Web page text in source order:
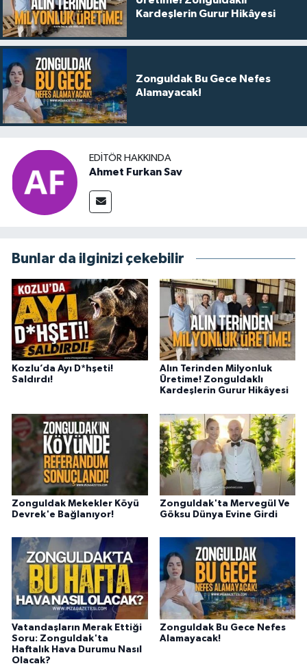
Kardeşlerin Gurur Hikâyesi
Zonguldak Bu Gece Nefes
Alamayacak!
EDITÖR HAKKINDA
Ahmet Furkan Sav
Bunlar da ilginizi çekebilir
Kozlu’da Ayı D*hşeti!
Saldırdı!
Alın Terinden Milyonluk
Üretime! Zonguldaklı
Kardeşlerin Gurur Hikâyesi
Zonguldak Mekekler Köyü
Devrek'e Bağlanıyor!
Zonguldak'ta Mervegül Ve
Göksu Dünya Evine Girdi
Vatandaşların Merak Ettiği
Soru: Zonguldak'ta
Haftalık Hava Durumu Nasıl
Olacak?
Zonguldak Bu Gece Nefes
Alamayacak!